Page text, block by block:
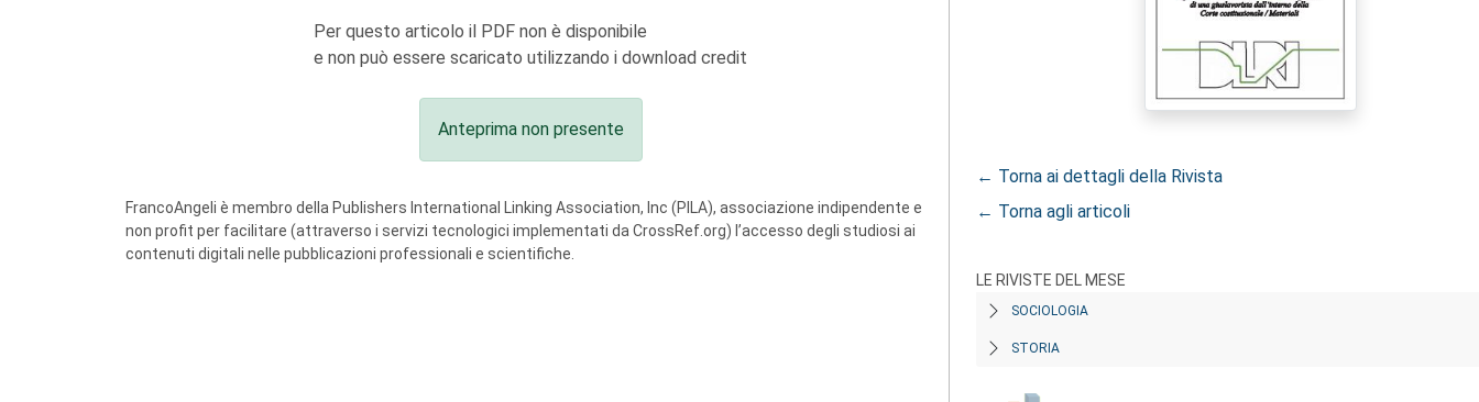
Per questo articolo il PDF non è disponibile
e non può essere scaricato utilizzando i download credit
Anteprima non presente
FrancoAngeli è membro della Publishers International Linking Association, Inc (PILA), associazione indipendente e
non profit per facilitare (attraverso i servizi tecnologici implementati da CrossRef.org) l’accesso degli studiosi ai
contenuti digitali nelle pubblicazioni professionali e scientifiche.
← Torna ai dettagli della Rivista
← Torna agli articoli
LE RIVISTE DEL MESE
SOCIOLOGIA
STORIA